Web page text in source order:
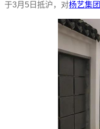
于3月5日抵沪，对杨艺集团